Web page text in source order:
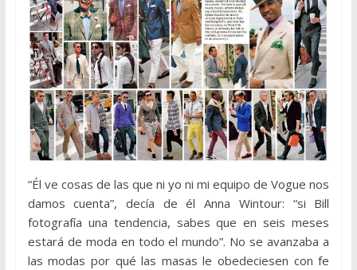
“Él ve cosas de las que ni yo ni mi equipo de Vogue nos
damos cuenta”, decía de él Anna Wintour: “si Bill
fotografía una tendencia, sabes que en seis meses
estará de moda en todo el mundo”. No se avanzaba a
las modas por qué las masas le obedeciesen con fe